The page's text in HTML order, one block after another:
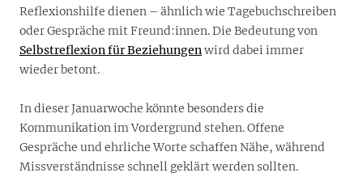
Reflexionshilfe dienen – ähnlich wie Tagebuchschreiben
oder Gespräche mit Freund:innen. Die Bedeutung von
Selbstreflexion für Beziehungenwird dabei immer
wieder betont.
In dieser Januarwoche könnte besonders die
Kommunikation im Vordergrund stehen. Offene
Gespräche und ehrliche Worte schaffen Nähe, während
Missverständnisse schnell geklärt werden sollten.